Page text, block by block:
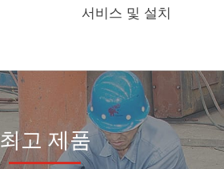
서비스 및 설치
최고 제품